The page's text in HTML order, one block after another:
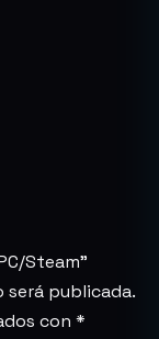
Steam”
será publicada.
con *